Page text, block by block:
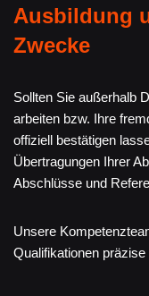
Ausbildung
Zwecke
Sollten Sie außerhalb
arbeiten bzw. Ihre
offiziell bestätigen
Übertragungen Ihrer
Abschlüsse und
Unsere
Qualifikationen